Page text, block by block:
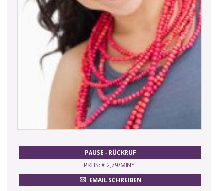
PAUSE - RÜCKRUF
PREIS: € 2,79/MIN*
EMAIL SCHREIBEN